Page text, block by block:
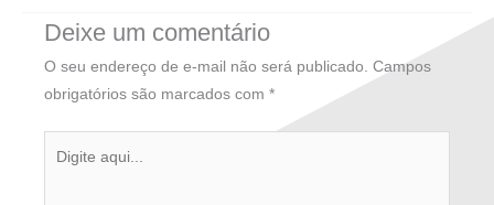
Deixe um comentário
O seu endereço de e-mail não será publicado. Campos
obrigatórios são marcados com *